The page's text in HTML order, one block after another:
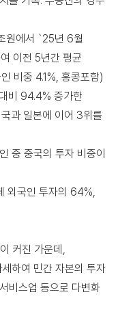
원에서 `25년 6월
이전 5년간 평균
비중 4.1%, 홍콩포함)
비 94.4% 증가한
과 일본에 이어 3위를
중 중국의 투자 비중이
외국인 투자의 64%,
커진 가운데,
하여 민간 자본의 투자
비스업 등으로 다변화